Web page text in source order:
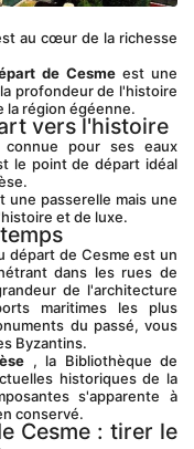
au cœur de la richesse
de Cesme est une
profondeur de l'histoire
la région égéenne.
vers l'histoire
le point de départ idéal
et de luxe.
départ de Cesme est un
dans les rues de
de l'architecture
maritimes les plus
du passé, vous
Byzantins.
, la Bibliothèque de
historiques de la
s'apparente à
conservé.
Cesme : tirer le